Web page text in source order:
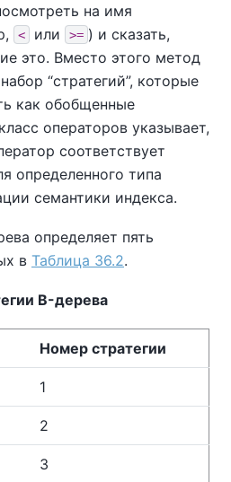
на имя
< или >= ) и сказать,
это. Вместо этого метод
“стратегий”, которые
как обобщенные
операторов указывает,
соответствует
определенного типа
семантики индекса.
определяет пять
в Таблица 36.2.
B-дерева
Номер стратегии
1
2
3